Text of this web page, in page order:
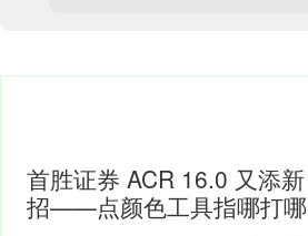
首胜证券 ACR 16.0 又添新
招——点颜色工具指哪打哪